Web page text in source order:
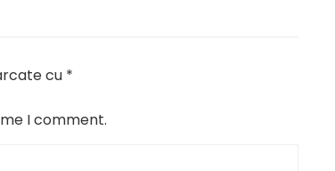
cu *
I comment.